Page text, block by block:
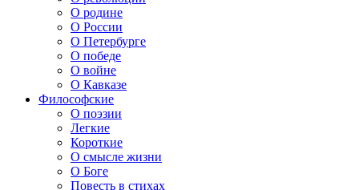
О родине
О России
О Петербурге
О победе
О войне
О Кавказе
Философские
О поэзии
Легкие
Короткие
О смысле жизни
О Боге
Повесть в стихах